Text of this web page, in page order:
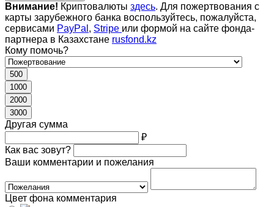
Внимание! Криптовалюты здесь. Для пожертвования с
карты зарубежного банка воспользуйтесь, пожалуйста,
сервисами PayPal , Stripe или формой на сайте фонда-
партнера в Казахстане rusfond.kz
Кому помочь?
500
1000
2000
3000
Другая сумма
₽
Как вас зовут?
Ваши комментарии и пожелания
Цвет фона комментария